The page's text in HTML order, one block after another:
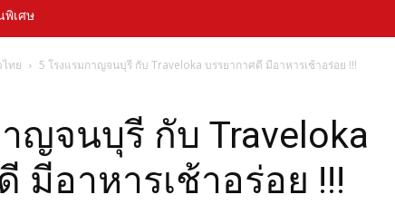
พิเศษ
ทย 5 โรงแรมกาญจนบุรี กับ Traveloka บรรยากาศดี มีอาหารเช้าอร่อย !!!
ญจนบุรี กับ Traveloka
มีอาหารเช้าอร่อย !!!